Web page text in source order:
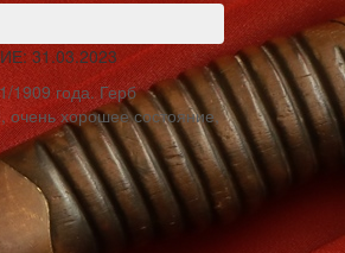
31.03.2023
1909 года. Герб
очень хорошее состояние,